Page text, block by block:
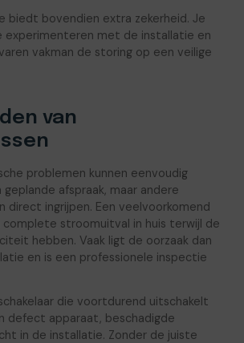
biedt bovendien extra zekerheid. Je
met de installatie en
vakman de storing op een veilige
van
problemen kunnen eenvoudig
afspraak, maar andere
direct ingrijpen. Een veelvoorkomend
complete stroomuitval in huis terwijl de
hebben. Vaak ligt de oorzaak dan
en is een professionele inspectie
die voortdurend uitschakelt
defect apparaat, beschadigde
in de installatie. Zonder de juiste